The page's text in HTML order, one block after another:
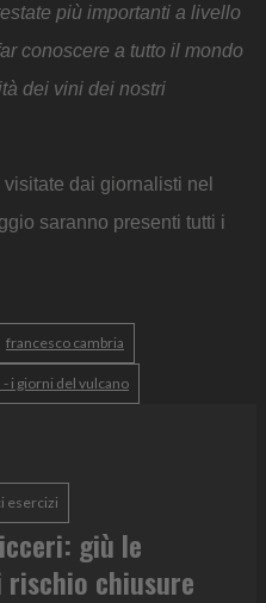
più importanti a livello
conoscere a tutto il mondo
dei vini dei nostri
dai giornalisti nel
saranno presenti tutti i
francesco cambria
- i giorni del vulcano
esercizi
giù le
chiusure